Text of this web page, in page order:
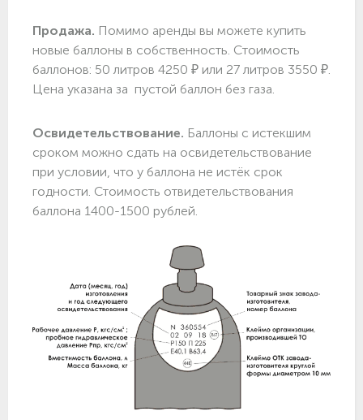
Продажа. Помимо аренды вы можете купить
новые баллоны в собственность. Стоимость
баллонов: 50 литров 4250 ₽ или 27 литров 3550 ₽.
Цена указана за пустой баллон без газа.
Освидетельствование. Баллоны с истекшим
сроком можно сдать на освидетельствование
при условии, что у баллона не истёк срок
годности. Стоимость отвидетельствования
баллона 1400-1500 рублей.